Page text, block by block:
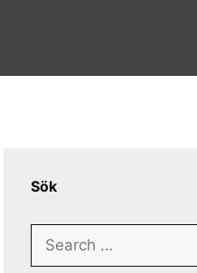
Sök
Search